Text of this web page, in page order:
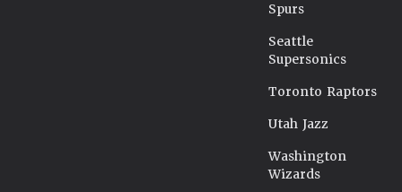
Spurs
Seattle
Supersonics
Toronto Raptors
Utah Jazz
Washington
Wizards